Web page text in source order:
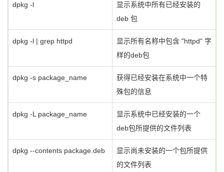
dpkg -l
显示系统中所有已经安装的
deb 包
dpkg -l | grep httpd
显示所有名称中包含 "httpd" 字
样的deb包
dpkg -s package_name
获得已经安装在系统中一个特
殊包的信息
dpkg -L package_name
显示系统中已经安装的一个
deb包所提供的文件列表
dpkg --contents package.deb
显示尚未安装的一个包所提供
的文件列表